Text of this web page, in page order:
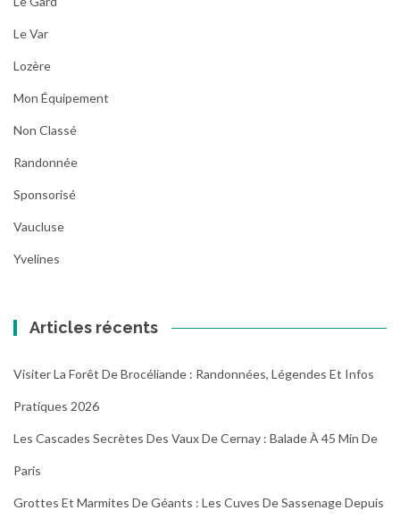
Le Var
Lozère
Mon Équipement
Non Classé
Randonnée
Sponsorisé
Vaucluse
Yvelines
Articles récents
Visiter La Forêt De Brocéliande : Randonnées, Légendes Et Infos
Pratiques 2026
Les Cascades Secrètes Des Vaux De Cernay : Balade À 45 Min De
Paris
Grottes Et Marmites De Géants : Les Cuves De Sassenage Depuis